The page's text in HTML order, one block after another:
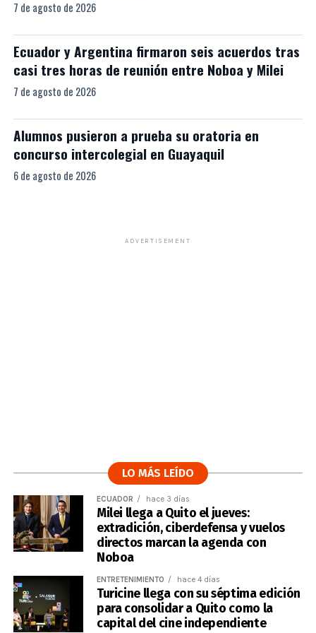
7 de agosto de 2026
Ecuador y Argentina firmaron seis acuerdos tras
casi tres horas de reunión entre Noboa y Milei
7 de agosto de 2026
Alumnos pusieron a prueba su oratoria en
concurso intercolegial en Guayaquil
6 de agosto de 2026
ADVERTISEMENT
LO MÁS LEÍDO
ECUADOR hace 3 días
Milei llega a Quito el jueves:
extradición, ciberdefensa y vuelos
directos marcan la agenda con
Noboa
ENTRETENIMIENTO hace 4 días
Turicine llega con su séptima edición
para consolidar a Quito como la
capital del cine independiente